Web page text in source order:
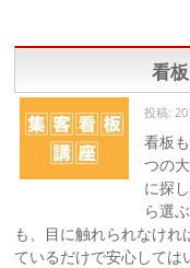
看
投稿:
看板
つの
に探
ら選
も、目に触れられなけ
ているだけで安心しては